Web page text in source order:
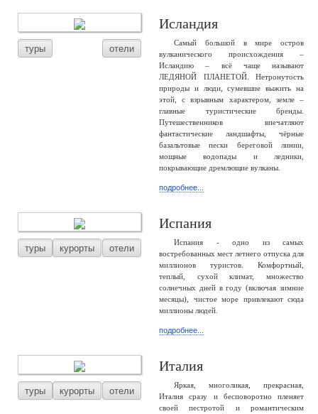
туры отели
Исландия
Самый большой в мире остров
вулканического происхождения –
Исландию – всё чаще называют
ЛЕДЯНОЙ ПЛАНЕТОЙ. Нетронутость
природы и люди, сумевшие выжить на
этой, с взрывным характером, земле –
главные туристические бренды.
Путешественников впечатляют
фантастические ландшафты, чёрные
базальтовые пески береговой линии,
мощные водопады и ледники,
покрывающие дремлющие вулканы.
подробнее...
туры курорты отели
Испания
Испания - одно из самых
востребованных мест летнего отпуска для
миллионов туристов. Комфортный,
теплый, сухой климат, множество
солнечных дней в году (включая зимние
месяцы), чистое море привлекают сюда
миллионы людей.
подробнее...
туры курорты отели
Италия
Яркая, многоликая, прекрасная,
Италия сразу и бесповоротно пленяет
своей пестротой и романтическим